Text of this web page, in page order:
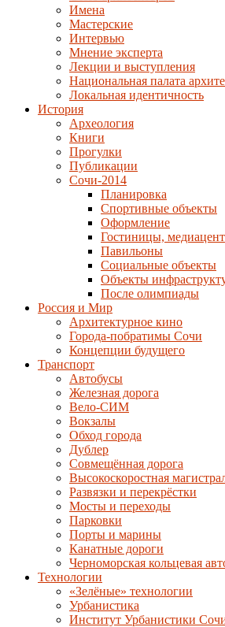
Имена
Мастерские
Интервью
Мнение эксперта
Лекции и выступления
Национальная палата
Локальная идентичность
История
Археология
Книги
Прогулки
Публикации
Сочи-2014
Планировка
Спортивные объекты
Оформление
Гостиницы,
Павильоны
Социальные объекты
Объекты
После олимпиады
Россия и Мир
Архитектурное кино
Города-побратимы Сочи
Концепции будущего
Транспорт
Автобусы
Железная дорога
Вело-СИМ
Вокзалы
Обход города
Дублер
Совмещённая дорога
Высокоскоростная
Развязки и перекрёстки
Мосты и переходы
Парковки
Порты и марины
Канатные дороги
Черноморская кольцевая
Технологии
«Зелёные» технологии
Урбанистика
Институт Урбанистики